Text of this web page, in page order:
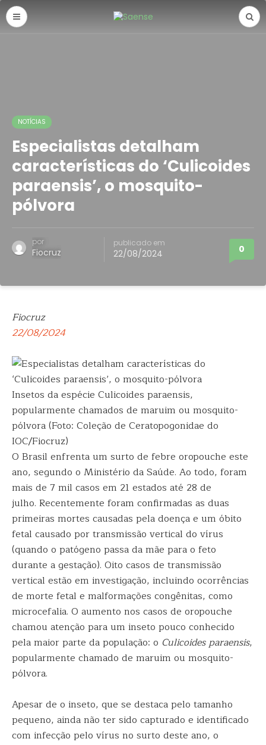
NOTÍCIAS
Especialistas detalham
características do ‘Culicoides
paraensis’, o mosquito-
pólvora
por
Fiocruz
publicado em
22/08/2024 0
Fiocruz
22/08/2024
Insetos da espécie Culicoides paraensis,
popularmente chamados de maruim ou mosquito-
pólvora (Foto: Coleção de Ceratopogonidae do
IOC/Fiocruz)
O Brasil enfrenta um surto de febre oropouche este
ano, segundo o Ministério da Saúde. Ao todo, foram
mais de 7 mil casos em 21 estados até 28 de
julho. Recentemente foram confirmadas as duas
primeiras mortes causadas pela doença e um óbito
fetal causado por transmissão vertical do vírus
(quando o patógeno passa da mãe para o feto
durante a gestação). Oito casos de transmissão
vertical estão em investigação, incluindo ocorrências
de morte fetal e malformações congênitas, como
microcefalia. O aumento nos casos de oropouche
chamou atenção para um inseto pouco conhecido
pela maior parte da população: o Culicoides paraensis,
popularmente chamado de maruim ou mosquito-
pólvora.
Apesar de o inseto, que se destaca pelo tamanho
pequeno, ainda não ter sido capturado e identificado
com infecção pelo vírus no surto deste ano, o